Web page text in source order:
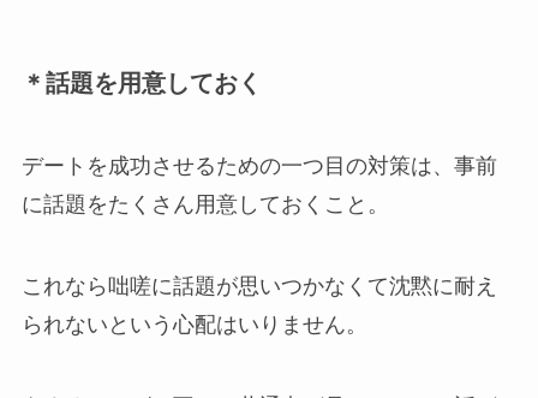
＊話題を用意しておく
デートを成功させるための一つ目の対策は、事前
に話題をたくさん用意しておくこと。
これなら咄嗟に話題が思いつかなくて沈黙に耐え
られないという心配はいりません。